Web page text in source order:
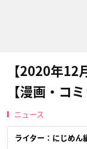
【2020年12
【漫画・コミ
ニュース
ライター：にじめん